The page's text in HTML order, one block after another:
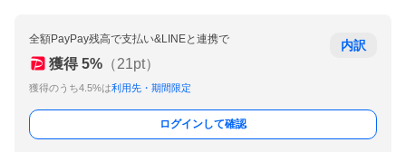
全額PayPay残高で支払い&LINEと連携で
獲得 5% （21pt）
獲得のうち4.5%は利用先・期間限定
内訳
ログインして確認